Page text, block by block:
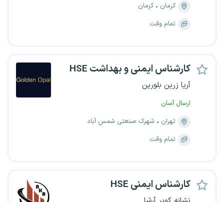
کرمان
کرمان
تمام وقت
کارشناس ایمنی و بهداشت HSE
آریا زرین بلورین
ارسال آسان
تهران
شهرک صنعتی شمس آباد
تمام وقت
کارشناس ایمنی HSE